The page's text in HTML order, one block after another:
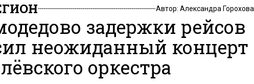
Автор: Александра Горохова
задержки рейсов
неожиданный концерт
оркестра